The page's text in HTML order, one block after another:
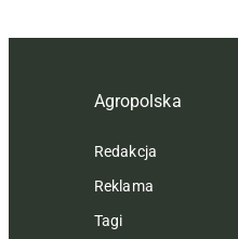
Agropolska
Redakcja
Reklama
Tagi